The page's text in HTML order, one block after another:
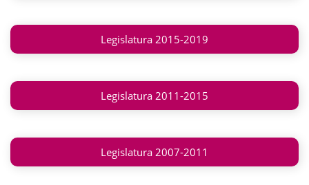
Legislatura 2015-2019
Legislatura 2011-2015
Legislatura 2007-2011